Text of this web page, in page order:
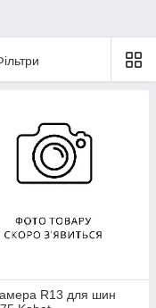
R13 для шин